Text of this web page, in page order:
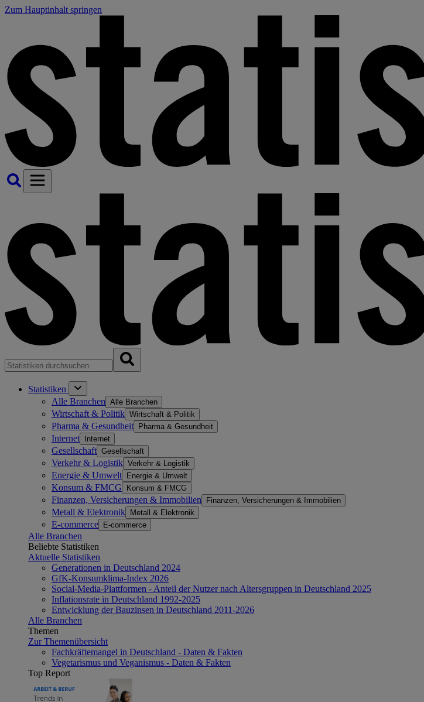
Zum Hauptinhalt springen
Statistiken
Alle Branchen Alle Branchen
Wirtschaft & Politik Wirtschaft & Politik
Pharma & Gesundheit Pharma & Gesundheit
Internet Internet
Gesellschaft Gesellschaft
Verkehr & Logistik Verkehr & Logistik
Energie & Umwelt Energie & Umwelt
Konsum & FMCG Konsum & FMCG
Finanzen, Versicherungen & Immobilien Finanzen, Versicherungen & Immobilien
Metall & Elektronik Metall & Elektronik
E-commerce E-commerce
Alle Branchen
Beliebte Statistiken
Aktuelle Statistiken
Generationen in Deutschland 2024
GfK-Konsumklima-Index 2026
Social-Media-Plattformen - Anteil der Nutzer nach Altersgruppen in Deutschland 2025
Inflationsrate in Deutschland 1992-2025
Entwicklung der Bauzinsen in Deutschland 2011-2026
Alle Branchen
Themen
Zur Themenübersicht
Fachkräftemangel in Deutschland - Daten & Fakten
Vegetarismus und Veganismus - Daten & Fakten
Top Report